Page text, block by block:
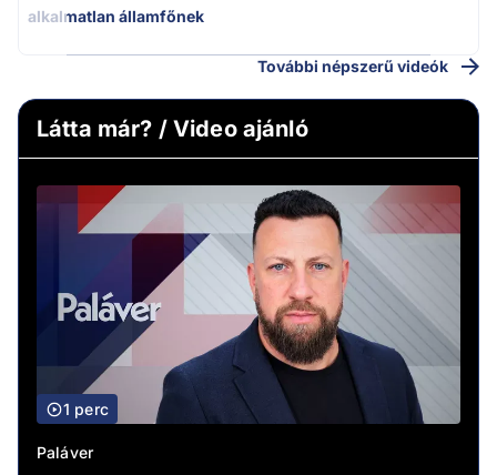
alkalmatlan államfőnek
További népszerű videók
Látta már? / Video ajánló
1 perc
Paláver